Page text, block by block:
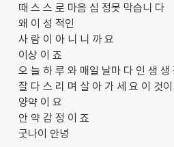
때 스 스 로 마음 심 정못 막습니 다
왜 이 성 적인
사 람 이 아 니 니 까 요
이상 이 죠
오 늘 하 루 와 매일 날마 다 인 생 생
잘 다 스 리 며 살 아 가 세 요 이 것이
양약 이 요
안 약 감 정 이 죠
굿나이 안녕